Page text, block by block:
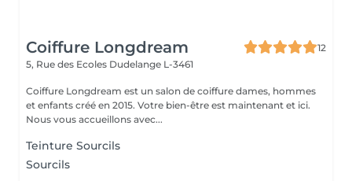
Coiffure Longdream
12
5, Rue des Ecoles Dudelange L-3461
Coiffure Longdream est un salon de coiffure dames, hommes
et enfants créé en 2015. Votre bien-être est maintenant et ici.
Nous vous accueillons avec...
Teinture Sourcils
Sourcils